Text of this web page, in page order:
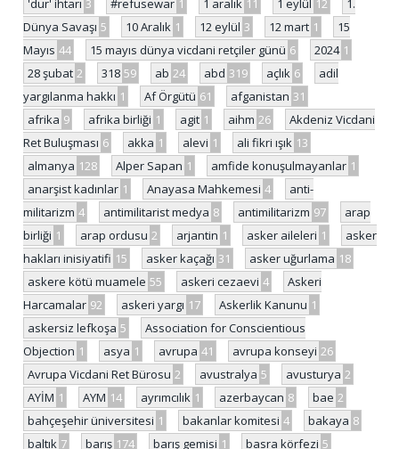
'dur' ihtarı 3 #refusewar 1 1 aralık 11 1 eylül 12
1.
Dünya Savaşı 5 10 Aralık 1 12 eylül 3 12 mart 1
15
Mayıs 44 15 mayıs dünya vicdani retçiler günü 6 2024 1
28 şubat 2 318 59 ab 24 abd 319 açlık 6
adil
yargılanma hakkı 1 Af Örgütü 61 afganistan 31
afrika 9 afrika birliği 1 agit 1 aihm 26
Akdeniz Vicdani
Ret Buluşması 6 akka 1 alevi 1 ali fikri ışık 13
almanya 128 Alper Sapan 1 amfide konuşulmayanlar 1
anarşist kadınlar 1 Anayasa Mahkemesi 4
anti-
militarizm 4 antimilitarist medya 8 antimilitarizm 97
arap
birliği 1 arap ordusu 2 arjantin 1 asker aileleri 1
asker
hakları inisiyatifi 15 asker kaçağı 31 asker uğurlama 18
askere kötü muamele 55 askeri cezaevi 4
Askeri
Harcamalar 92 askeri yargı 17 Askerlik Kanunu 1
askersiz lefkoşa 5
Association for Conscientious
Objection 1 asya 1 avrupa 41 avrupa konseyi 26
Avrupa Vicdani Ret Bürosu 2 avustralya 5 avusturya 2
AYİM 1 AYM 14 ayrımcılık 1 azerbaycan 8 bae 2
bahçeşehir üniversitesi 1 bakanlar komitesi 4 bakaya 8
baltık 7 barış 174 barış gemisi 1 basra körfezi 5